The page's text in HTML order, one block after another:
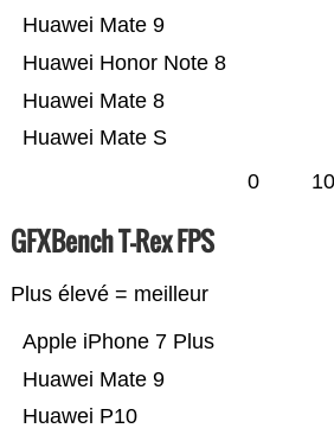
Huawei Mate S
Huawei Mate 8
Huawei Honor Note 8
Huawei Mate 9
0
GFXBench T-Rex FPS
Plus élevé = meilleur
Huawei P10
Huawei Mate 9
Apple iPhone 7 Plus